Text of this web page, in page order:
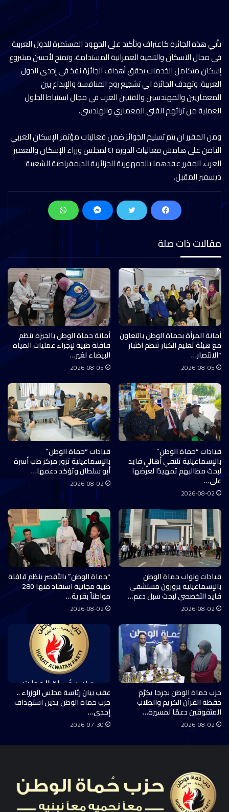
تأتي هذه الجائزة كاعتراف وتأكيد على الجهود المستمرة للدول العربية
في مجال الاسكان والتنمية العمرانية المستدامة، وتمنح لأحسن مشروع
إسكان متكامل الخدمات يحقق أهداف الجائزة نفذ في إحدى الدول
العربية. وتهدف الجائزة الي تشجيع روح المنافسة والإبداع بين
المعماريين والمهندسين والفنيين العرب في مجال استنباط الحلول
العملية من تراثهم الفني المعماري والهندسي.
ومن المقرر ان يتم تسليم الجوائز ضمن فعاليات مؤتمر الإسكان العربي
الثامن على هامش فعاليات الدورة ٤١ لمجلس وزراء الإسكان والتعمير
العرب، المقرر عقدهما بالجمهورية الجزائرية الديمقراطية الشعبية
ديسمبر المقبل.
مقالات ذات صلة
أمانة المرأة بحماة الوطن بالتعاون
مع هيئة تعليم الكبار تنظم اختبار
“الانتصار…
2026-08-05
أمانة حماة الوطن بالجيزة تنظم
قافلة طبية لإجراء عمليات المياه
البيضاء لغير…
2026-08-05
قيادات “حماة الوطن”
بالإسماعيلية تلتقي أهالي فايد
لبحث مطالبهم تمهيدًا لعرضها
على…
2026-08-02
قيادات “حماة الوطن”
بالإسماعيلية تزور مركز طب أسرة
أبو سلطان وتؤكد دعمها…
2026-08-02
قيادات ونواب حماة الوطن
بالإسماعيلية يزورون مستشفى
فايد التخصصي لبحث سبل دعم…
2026-08-02
“حماة الوطن” بالأقصر ينظم قافلة
طبية مجانية استفاد منها 280
مواطناً بقرية…
2026-08-02
حزب حماة الوطن بجرجا يكرّم
حفظة القرآن الكريم والطلاب
المتفوقين دعمًا لمسيرة…
2026-08-02
عقب بيان رئاسة مجلس الوزراء ..
حزب حماة الوطن يدين استهداف
إحدى…
2026-07-30